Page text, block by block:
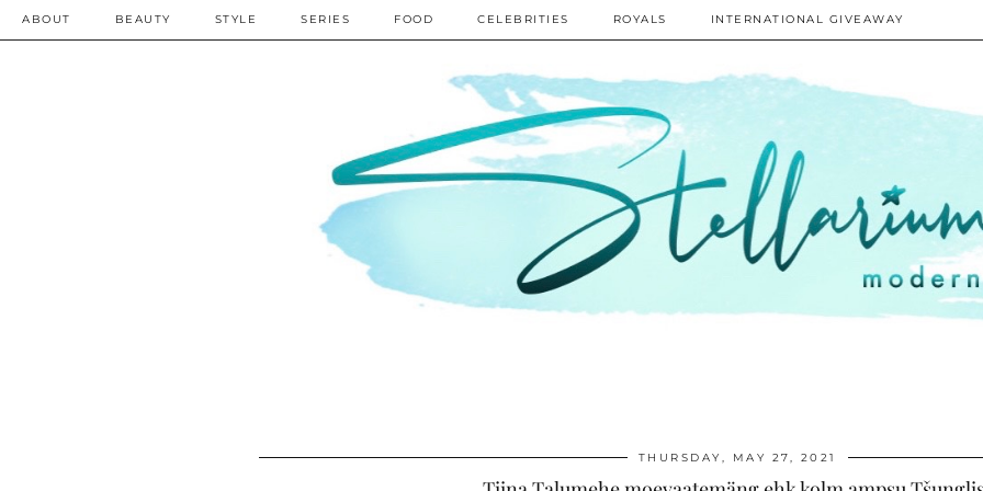
ABOUT BEAUTY STYLE SERIES FOOD CELEBRITIES ROYALS INTERNATIONAL GIVEAWAY
THURSDAY, MAY 27, 2021